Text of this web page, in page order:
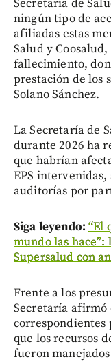
Secretaría de
ningún tipo de
afiliadas estas
Salud y
fallecimiento,
prestación de los
Solano Sánchez.
La Secretaría de
durante 2026 ha
que habrían
EPS
auditorías por
Siga leyendo: “El
mundo las hace”:
Supersalud con
Frente a los
Secretaría afirmó
correspondientes
que los recursos
fueron